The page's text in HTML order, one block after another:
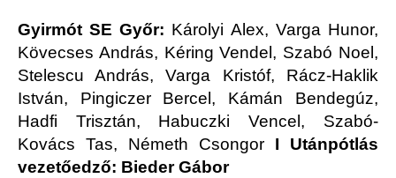
Gyirmót SE Győr: Károlyi Alex, Varga Hunor,
Kövecses András, Kéring Vendel, Szabó Noel,
Stelescu András, Varga Kristóf, Rácz-Haklik
István, Pingiczer Bercel, Kámán Bendegúz,
Hadfi Trisztán, Habuczki Vencel, Szabó-
Kovács Tas, Németh Csongor
I Utánpótlás
vezetőedző: Bieder Gábor